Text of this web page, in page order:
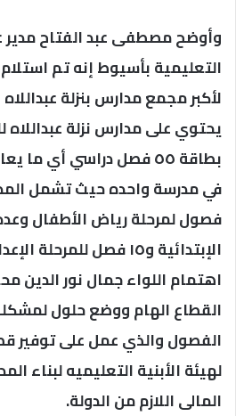
وأوضح مصطفى عبد الفتاح مدير
التعليمية بأسيوط إنه تم استلام
لأكبر مجمع مدارس بنزلة
يحتوي على مدارس نزلة عبداللاه
الإبتدائية و١٥ فصل
اهتمام اللواء جمال نور الدين
القطاع الهام ووضع حلول
الفصول والذي عمل على توفير
لهيئة الأبنية التعليميه لبناء
المالى اللازم من الدولة.